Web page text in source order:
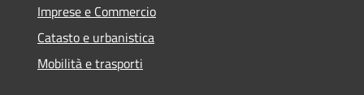
Imprese e Commercio
Catasto e urbanistica
Mobilità e trasporti